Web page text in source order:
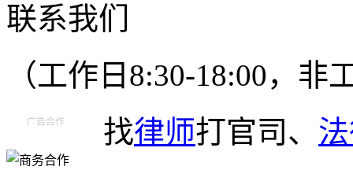
联系我们
（工作日8:30-18:00，非
广告合作 找律师打官司、